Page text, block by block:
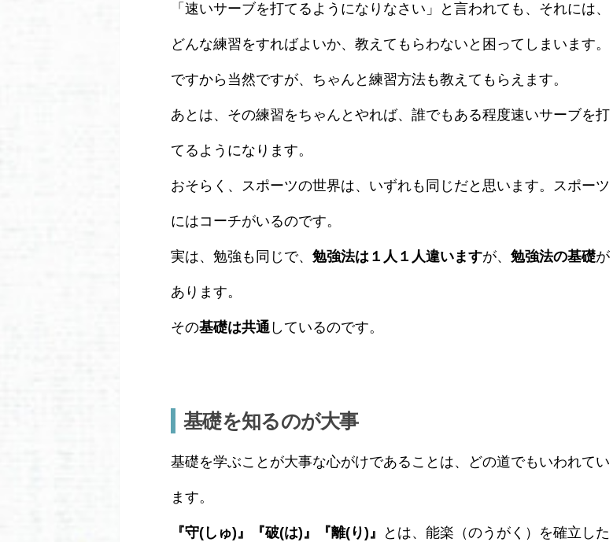
「速いサーブを打てるようになりなさい」と言われても、それには、
どんな練習をすればよいか、教えてもらわないと困ってしまいます。
ですから当然ですが、ちゃんと練習方法も教えてもらえます。
あとは、その練習をちゃんとやれば、誰でもある程度速いサーブを打
てるようになります。
おそらく、スポーツの世界は、いずれも同じだと思います。スポーツ
にはコーチがいるのです。
実は、勉強も同じで、 勉強法は１人１人違いますが、 勉強法の基礎が
あります。
その基礎は共通 しているのです。
基礎を知るのが大事
基礎を学ぶことが大事な心がけであることは、どの道でもいわれてい
ます。
『守(しゅ)』『破(は)』『離(り)』 とは、能楽（のうがく）を確立した